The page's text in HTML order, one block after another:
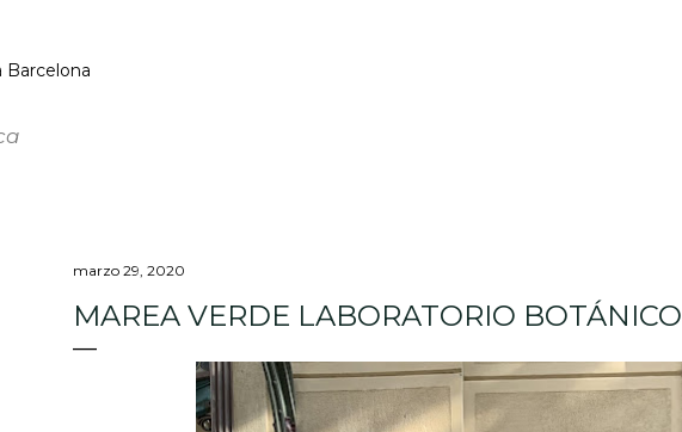
Barcelona
marzo 29, 2020
MAREA VERDE LABORATORIO BOTÁNICO